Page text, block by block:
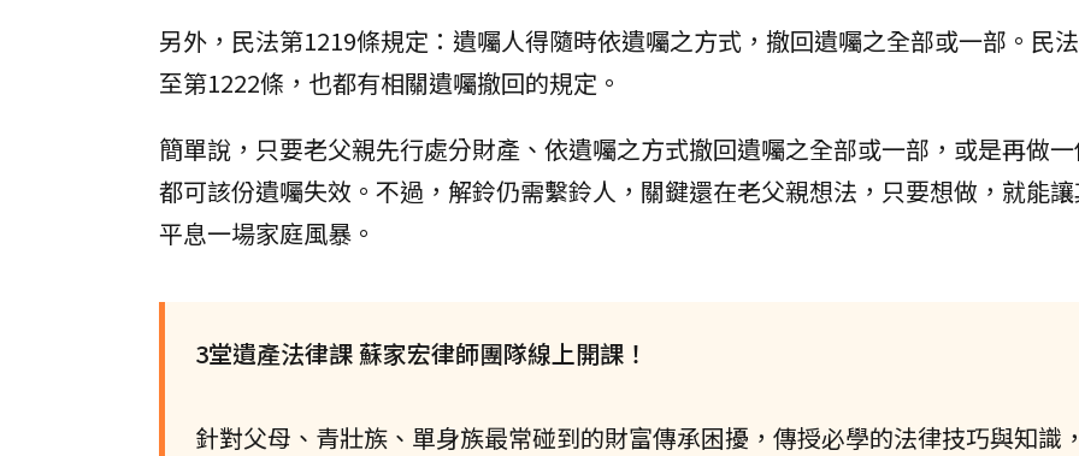
另外，民法第1219條規定：遺囑人得隨時依遺囑之方式，撤回遺囑之全部或一部。民
至第1222條，也都有相關遺囑撤回的規定。
簡單說，只要老父親先行處分財產、依遺囑之方式撤回遺囑之全部或一部，或是再做
都可該份遺囑失效。不過，解鈴仍需繫鈴人，關鍵還在老父親想法，只要想做，就能
平息一場家庭風暴。
3堂遺產法律課 蘇家宏律師團隊線上開課！
針對父母、青壯族、單身族最常碰到的財富傳承困擾，傳授必學的法律技巧與知識